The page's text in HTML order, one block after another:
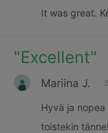
It was great.
"Excellent"
Mariina J.
Hyvä ja
toistekin